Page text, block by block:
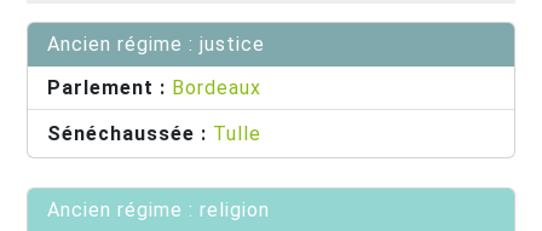
Ancien régime : justice
Parlement : Bordeaux
Sénéchaussée : Tulle
Ancien régime : religion